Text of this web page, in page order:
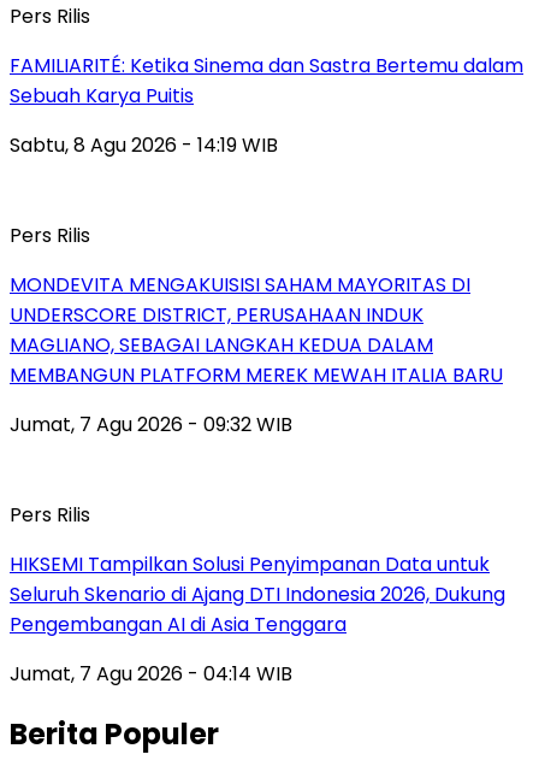
Pers Rilis
FAMILIARITÉ: Ketika Sinema dan Sastra Bertemu dalam
Sebuah Karya Puitis
Sabtu, 8 Agu 2026 - 14:19 WIB
Pers Rilis
MONDEVITA MENGAKUISISI SAHAM MAYORITAS DI
UNDERSCORE DISTRICT, PERUSAHAAN INDUK
MAGLIANO, SEBAGAI LANGKAH KEDUA DALAM
MEMBANGUN PLATFORM MEREK MEWAH ITALIA BARU
Jumat, 7 Agu 2026 - 09:32 WIB
Pers Rilis
HIKSEMI Tampilkan Solusi Penyimpanan Data untuk
Seluruh Skenario di Ajang DTI Indonesia 2026, Dukung
Pengembangan AI di Asia Tenggara
Jumat, 7 Agu 2026 - 04:14 WIB
Berita Populer